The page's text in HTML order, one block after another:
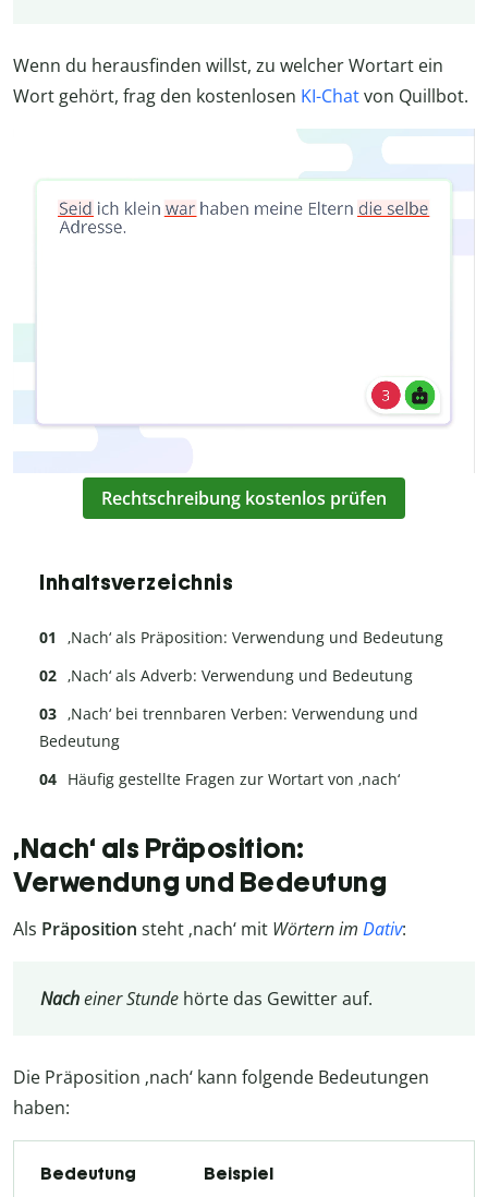
Wenn du herausfinden willst, zu welcher Wortart ein
Wort gehört, frag den kostenlosen KI-Chatvon Quillbot.
Rechtschreibung kostenlos prüfen
Inhaltsverzeichnis
‚Nach‘ als Präposition: Verwendung und Bedeutung
‚Nach‘ als Adverb: Verwendung und Bedeutung
‚Nach‘ bei trennbaren Verben: Verwendung und
Bedeutung
Häufig gestellte Fragen zur Wortart von ‚nach‘
‚Nach‘ als Präposition:
Verwendung und Bedeutung
Als Präposition steht ‚nach‘ mit Wörtern im Dativ:
NacheinerStundehörte das Gewitter auf.
Die Präposition ‚nach‘ kann folgende Bedeutungen
haben:
Bedeutung Beispiel